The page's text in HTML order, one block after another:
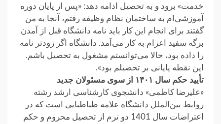
خدمت» برود و به تحصیل ادامه دهد: «پس از پایان دوره‌
آموزشی‌ام به ساختمان نظام وظیفه رفتم، آنجا به من
گفتند برای انجام این کار باید نامه دانشگاه قبل از آمدن
برگه سفید اعزام به کار می‌آمد. دانشگاه اگر زودتر نامه
را داده بود، حالا می‌توانستم مشغول به تحصیل باشم.
این نقطه پایانی بر تحصیلم بود».
تأیید حکم سال ۱۴۰۱ از سوی مسئولان جدید
«علیرضا کاظمی» دانشجوی کارشناسی ارشد رشته
روابط بین‌الملل دانشگاه علامه طباطبایی است که در
اعتراضات سال 1401 دو ترم از تحصیل محروم و حکم